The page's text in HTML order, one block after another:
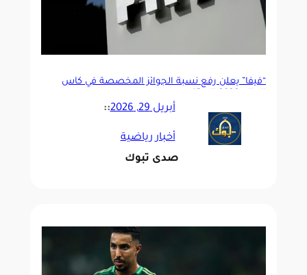
“فيفا” يعلن رفع نسبة الجوائز المخصصة في كأس
أبريل 29, 2026 ::
أخبار رياضية
صدى تبوك